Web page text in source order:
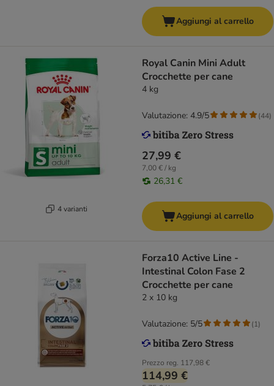
Aggiungi al carrello
4 varianti
Royal Canin Mini Adult
Crocchette per cane
4 kg
27,99 €
7,00 € / kg
26,31 €
Valutazione: 4.9/5 (44)
Aggiungi al carrello
Forza10 Active Line -
Intestinal Colon Fase 2
Crocchette per cane
2 x 10 kg
Prezzo reg. 117,98 €
114,99 €
Valutazione: 5/5 (1)